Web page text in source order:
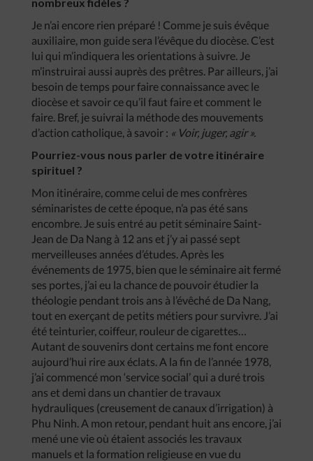
Je n’ai encore rien préparé ! Comme je suis évêque
auxiliaire, mon guide sera l’évêque du diocèse. C’est
lui qui m’indiquera les orientations à suivre. Je
m’instruirai aussi auprès des prêtres. Par ailleurs, j’ai
besoin de temps pour faire connaissance avec le
diocèse et savoir ce qu’il faut faire et comment le
faire. Bref, je suivrai la méthode des mouvements
d’action catholique, à savoir : « Voir, juger, agir ».
Pourriez-vous nous parler de votre itinéraire
spirituel ?
Mon itinéraire, comme celui de mes confrères
séminaristes de cette époque, n’a pas été sans
encombre. Je suis entré au petit séminaire Saint-
Jean de Da Nang à 12 ans et j’y ai passé sept
merveilleuses années d’études. Après les
événements de 1975, bien que le séminaire ait fermé
ses portes, j’ai eu la chance de pouvoir étudier la
théologie pendant trois ans à l’évêché de Da Nang,
tout en exerçant de petits métiers pour survivre. J’ai
été teinturier, coiffeur, rouleur de cigarettes…
Autant de souvenirs dont certains me font encore
aujourd’hui rire aux éclats. A la fin de l’année 1978,
j’ai commencé mon ‘service social’ qui a duré trois
ans et demi dans un chantier de travaux
hydrauliques (creusement de canaux d’irrigation) à
Phu Ninh. A mon retour, pendant huit ans encore, j’ai
mené une vie où étaient associés les travaux
manuels et la formation religieuse en vue du